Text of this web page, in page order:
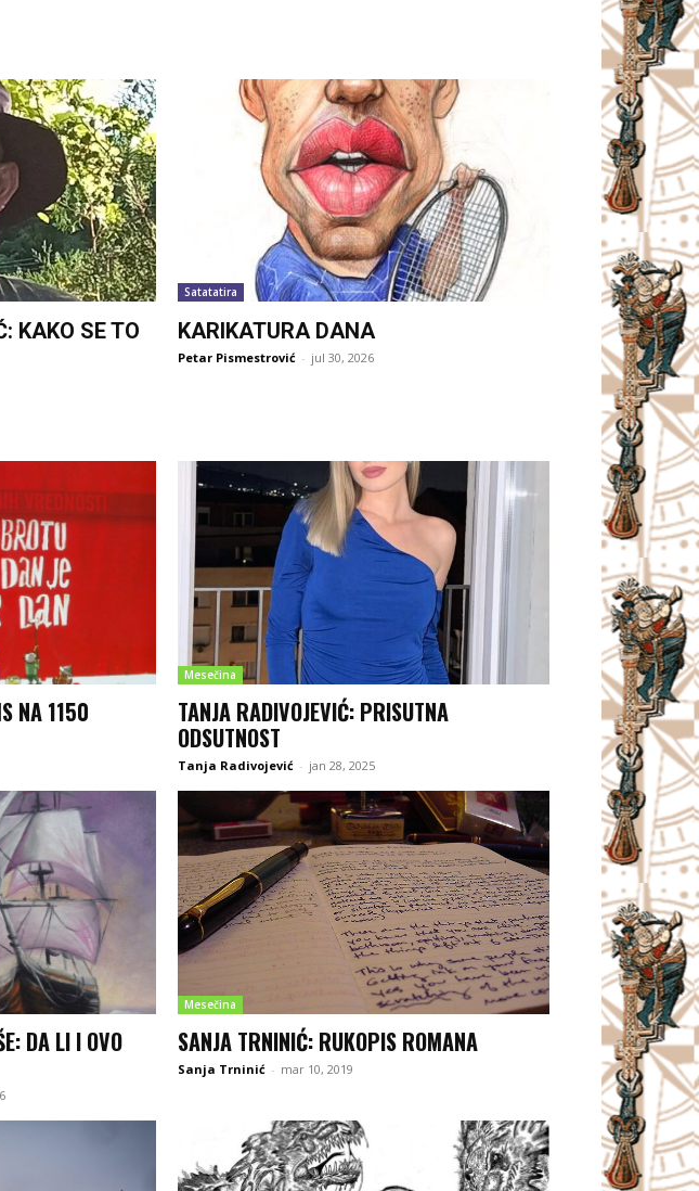
KAKO SE TO
Satatatira
KARIKATURA DANA
Petar Pismestrović - jul 30, 2026
NA 1150
Mesečina
TANJA RADIVOJEVIĆ: PRISUTNA
ODSUTNOST
Tanja Radivojević - jan 28, 2025
DA LI I OVO
Mesečina
SANJA TRNINIĆ: RUKOPIS ROMANA
Sanja Trninić - mar 10, 2019